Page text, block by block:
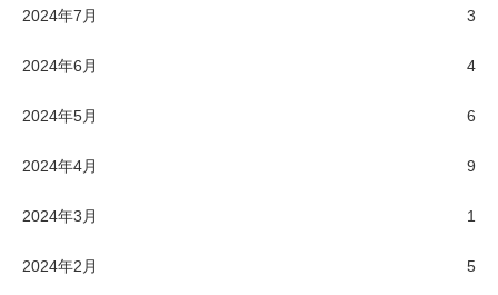
2024年7月 3
2024年6月 4
2024年5月 6
2024年4月 9
2024年3月 1
2024年2月 5